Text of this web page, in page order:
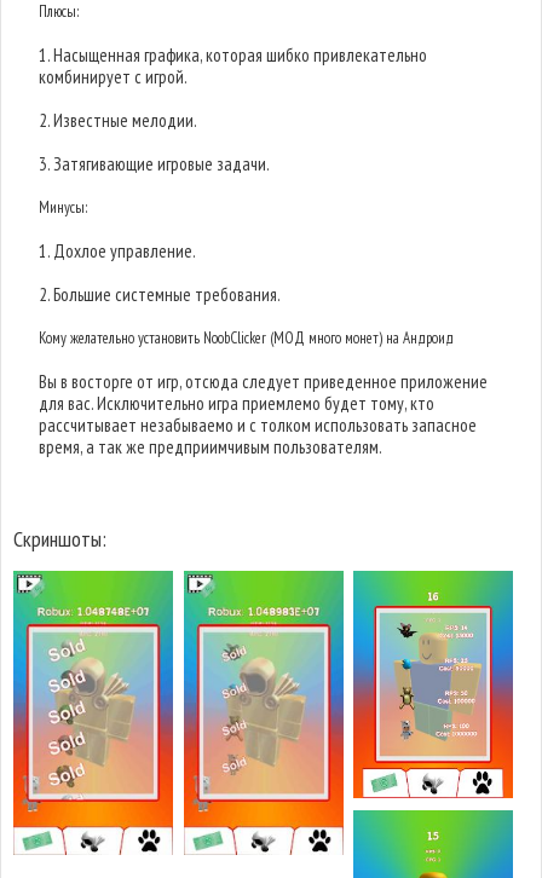
Плюсы:
1. Насыщенная графика, которая шибко привлекательно
комбинирует с игрой.
2. Известные мелодии.
3. Затягивающие игровые задачи.
Минусы:
1. Дохлое управление.
2. Большие системные требования.
Кому желательно установить NoobClicker (МОД много монет) на Андроид
Вы в восторге от игр, отсюда следует приведенное приложение
для вас. Исключительно игра приемлемо будет тому, кто
рассчитывает незабываемо и с толком использовать запасное
время, а так же предприимчивым пользователям.
Скриншоты: